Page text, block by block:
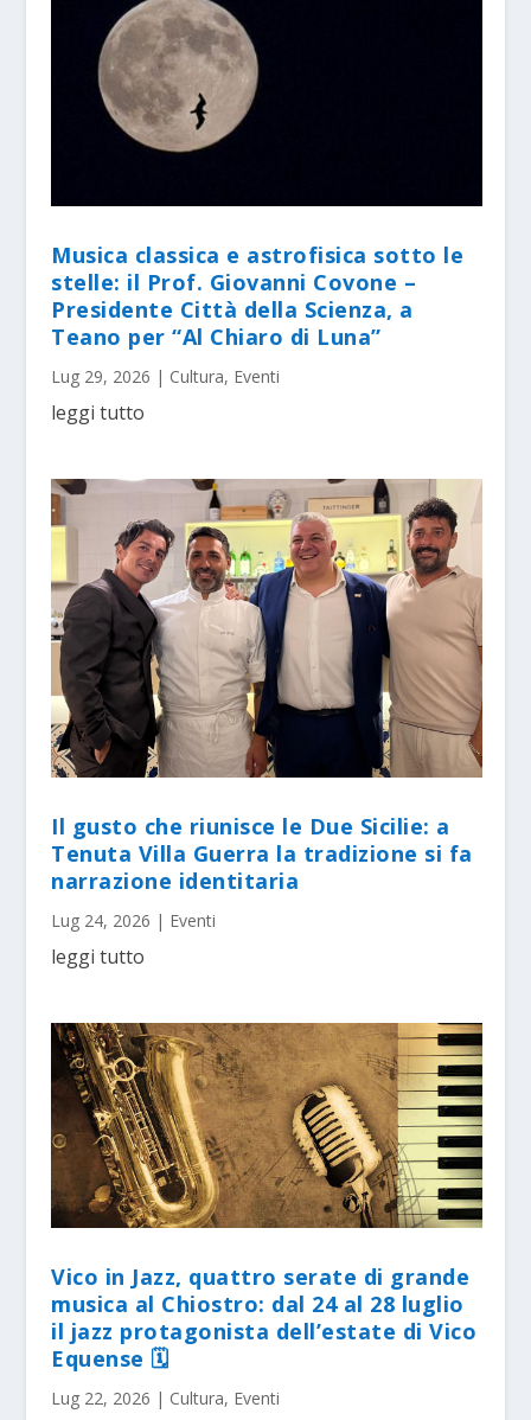
Musica classica e astrofisica sotto le
stelle: il Prof. Giovanni Covone –
Presidente Città della Scienza, a
Teano per “Al Chiaro di Luna”
Lug 29, 2026 | Cultura, Eventi
leggi tutto
Il gusto che riunisce le Due Sicilie: a
Tenuta Villa Guerra la tradizione si fa
narrazione identitaria
Lug 24, 2026 | Eventi
leggi tutto
Vico in Jazz, quattro serate di grande
musica al Chiostro: dal 24 al 28 luglio
il jazz protagonista dell’estate di Vico
Equense 🗓
Lug 22, 2026 | Cultura, Eventi